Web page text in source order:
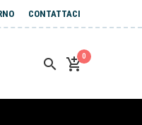
CONTATTACI
0